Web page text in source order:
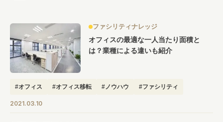
ファシリティナレッジ
オフィスの最適な一人当たり面積と
は？業種による違いも紹介
#オフィス #オフィス移転 #ノウハウ #ファシリティ
#レイアウト
2021.03.10